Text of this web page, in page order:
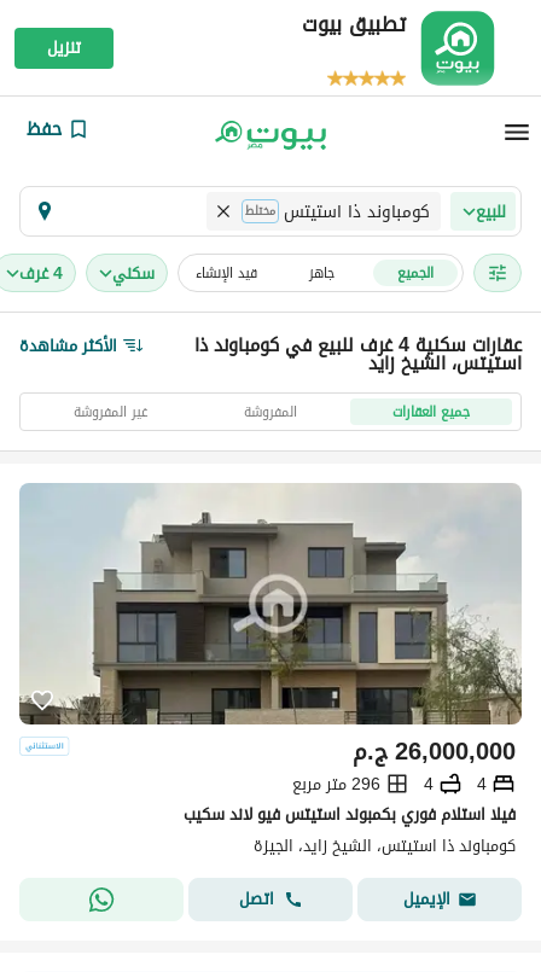
تطبيق بيوت
تنزيل
حفظ
للبيع كومباوند ذا استيتس مختلط
الجميع جاهز قيد الإنشاء سكني 4 غرف
عقارات سكنية 4 غرف للبيع في كومباوند ذااستيتس، الشيخ زايد الأكثر مشاهدة
جميع العقارات المفروشة غير المفروشة
ج.م26,000,000
4
4
296 متر مربع
فيلا استلام فوري بكمبوند استيتس فيو لاند سكيب
كومباوند ذا استيتس، الشيخ زايد، الجيزة
الإيميل
اتصل